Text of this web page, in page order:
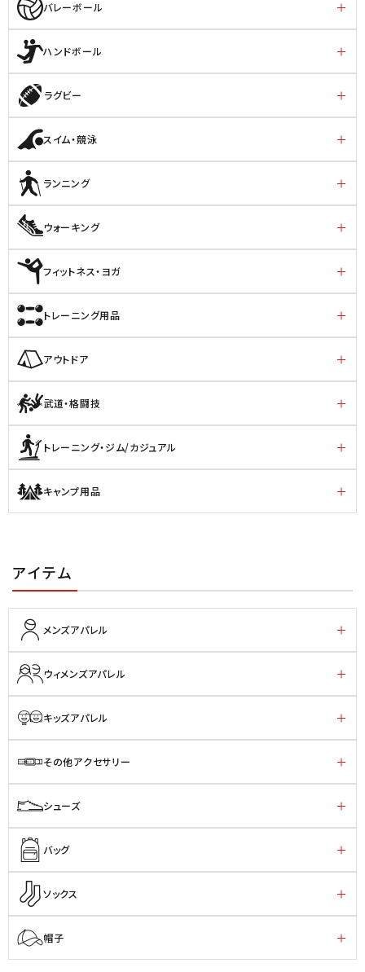
バレーボール
ハンドボール
ラグビー
スイム・競泳
ランニング
ウォーキング
フィットネス・ヨガ
トレーニング用品
アウトドア
武道・格闘技
トレーニング・ジム/カジュアル
キャンプ用品
アイテム
メンズアパレル
ウィメンズアパレル
キッズアパレル
その他アクセサリー
シューズ
バッグ
ソックス
帽子